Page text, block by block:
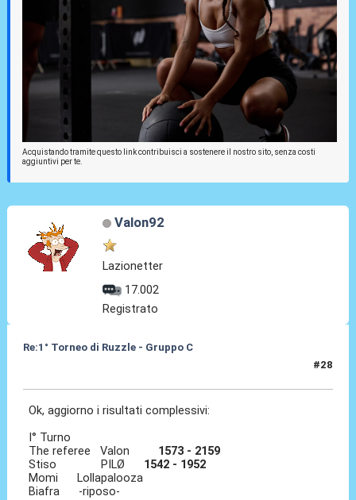
Acquistando tramite questo link contribuisci a sostenere il nostro sito, senza costi
aggiuntivi per te.
Valon92
Lazionetter
17.002
Registrato
Re:1° Torneo di Ruzzle - Gruppo C
#28
Ok, aggiorno i risultati complessivi:
I° Turno
The referee Valon 1573 - 2159
Stiso PILØ
1542 - 1952
Momi Lollapalooza
Biafra -riposo-